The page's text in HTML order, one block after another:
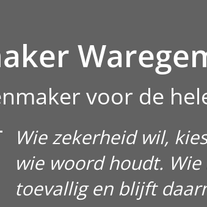
voor de
Wie zekerheid wil,
wie woord houdt.
toevallig en blijft